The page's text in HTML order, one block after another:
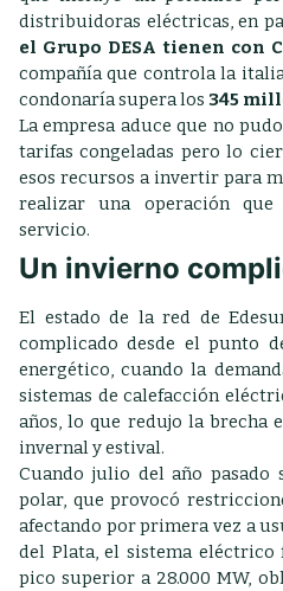
distribuidoras eléctricas, en
el Grupo DESA tienen con
compañía que controla la
condonaría supera los 345
La empresa aduce que no
tarifas congeladas pero lo
esos recursos a invertir para
realizar una operación
servicio.
Un invierno
El estado de la red de
complicado desde el punto
energético, cuando la
sistemas de calefacción
años, lo que redujo la brecha
invernal y estival.
Cuando julio del año
polar, que provocó
afectando por primera vez a
del Plata, el sistema
pico superior a 28.000 MW,